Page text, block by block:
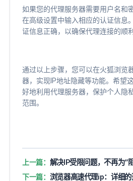
如果您的代理服务器需要用户名和
在高级设置中输入相应的认证信息
证信息正确，以确保代理连接的顺
通过以上步骤，您可以在火狐浏览
器，实现IP地址隐藏等功能。希望
好地利用代理服务器，保护个人隐
范围。
上一篇： 解决IP受限问题，不再为“
下一篇： 浏览器高速代理ip：详细